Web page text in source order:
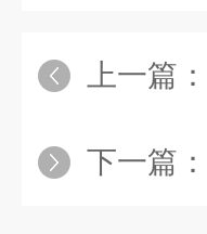
上一篇：
下一篇：